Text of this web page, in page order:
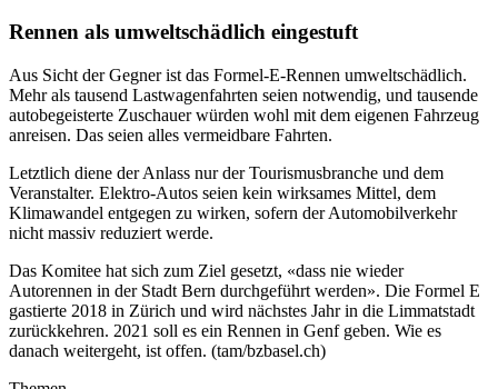
Rennen als umweltschädlich eingestuft
Aus Sicht der Gegner ist das Formel-E-Rennen umweltschädlich.
Mehr als tausend Lastwagenfahrten seien notwendig, und tausende
autobegeisterte Zuschauer würden wohl mit dem eigenen Fahrzeug
anreisen. Das seien alles vermeidbare Fahrten.
Letztlich diene der Anlass nur der Tourismusbranche und dem
Veranstalter. Elektro-Autos seien kein wirksames Mittel, dem
Klimawandel entgegen zu wirken, sofern der Automobilverkehr
nicht massiv reduziert werde.
Das Komitee hat sich zum Ziel gesetzt, «dass nie wieder
Autorennen in der Stadt Bern durchgeführt werden». Die Formel E
gastierte 2018 in Zürich und wird nächstes Jahr in die Limmatstadt
zurückkehren. 2021 soll es ein Rennen in Genf geben. Wie es
danach weitergeht, ist offen. (tam/bzbasel.ch)